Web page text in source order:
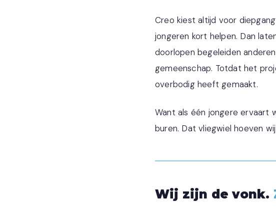
Creo kiest altijd voor
jongeren kort helpen. Dan
doorlopen begeleiden
gemeenschap. Totdat het
overbodig heeft gemaakt.
Want als één jongere ervaart
buren. Dat vliegwiel hoeven
Wij zijn de vonk.